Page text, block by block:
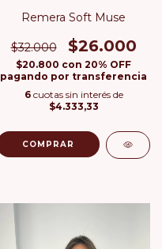
Remera Soft Muse
$32.000 $26.000
$20.800 con 20% OFF
pagando por transferencia
6 cuotas sin interés de
$4.333,33
COMPRAR